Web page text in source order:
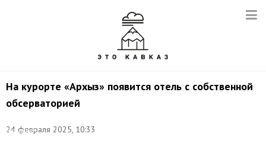
На курорте «Архыз» появится отель с собственной
обсерваторией
24 февраля 2025, 10:33
Дмитрий